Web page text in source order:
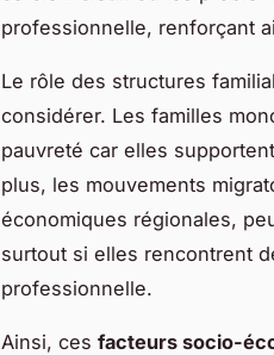
professionnelle, renforçant
Le rôle des structures
considérer. Les familles
pauvreté car elles
plus, les mouvements
économiques régionales,
surtout si elles rencontrent
professionnelle.
Ainsi, ces facteurs socio-